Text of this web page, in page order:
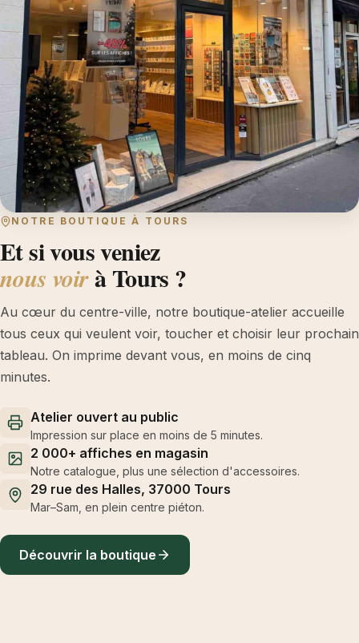
NOTRE BOUTIQUE À TOURS
Et si vous veniez
nous voirà Tours ?
Au cœur du centre-ville, notre boutique-atelier accueille
tous ceux qui veulent voir, toucher et choisir leur prochain
tableau. On imprime devant vous, en moins de cinq
minutes.
Atelier ouvert au public
Impression sur place en moins de 5 minutes.
2 000+ affiches en magasin
Notre catalogue, plus une sélection d'accessoires.
29 rue des Halles, 37000 Tours
Mar–Sam, en plein centre piéton.
Découvrir la boutique